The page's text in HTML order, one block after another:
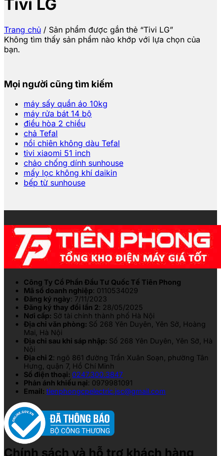
Tivi LG
Trang chủ / Sản phẩm được gắn thẻ “Tivi LG”
Không tìm thấy sản phẩm nào khớp với lựa chọn của
bạn.
Mọi người cũng tìm kiếm
máy sấy quần áo 10kg
máy rửa bát 14 bộ
điều hòa 2 chiều
chả Tefal
nồi chiên không dàu Tefal
tivi xiaomi 51 inch
chảo chống dính sunhouse
mấy lọc không khí daikin
bếp từ sunhouse
Công Ty Cổ Phần Đầu Tư Quốc Tế Tiên Phong
Mã số doanh nghiệp: 0110534029
Đăng ký ngày: 7/11/2023
Đăng ký thay đổi lần 2: 28/05/2025
Nơi cấp: Sở tài chính thành phố Hà Nội
Địa chỉ văn phòng: Số 268 Yên Duyên, Yên Sở, Hoàng
Mai, Hà Nội
Địa chỉ sau khi sáp nhập: Số 268 Yên Duyên, Yên Sở, Hà
Nội
Địa chỉ 2: ngõ 861 đường Trần Xuân Soạn, phường Tân
Hưng, quận 7, Hồ Chí Minh
Số điện thoại: 0247.300.3847
Phản ánh khiếu nại: 0979981091
Email: tienphongcpelectric.jsc@gmail.com
Chính sách và hỗ trợ khách hàng